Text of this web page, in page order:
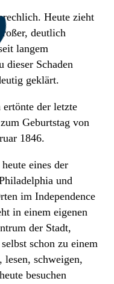
Heute zieht
deutlich
langem
dieser Schaden
geklärt.
der letzte
Geburtstag von
1846.
eines der
und
im Independence
in einem eigenen
der Stadt,
schon zu einem
schweigen,
besuchen